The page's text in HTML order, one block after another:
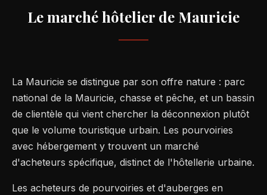
Le marché hôtelier de Mauricie
La Mauricie se distingue par son offre nature : parc
national de la Mauricie, chasse et pêche, et un bassin
de clientèle qui vient chercher la déconnexion plutôt
que le volume touristique urbain. Les pourvoiries
avec hébergement y trouvent un marché
d'acheteurs spécifique, distinct de l'hôtellerie urbaine.
Les acheteurs de pourvoiries et d'auberges en